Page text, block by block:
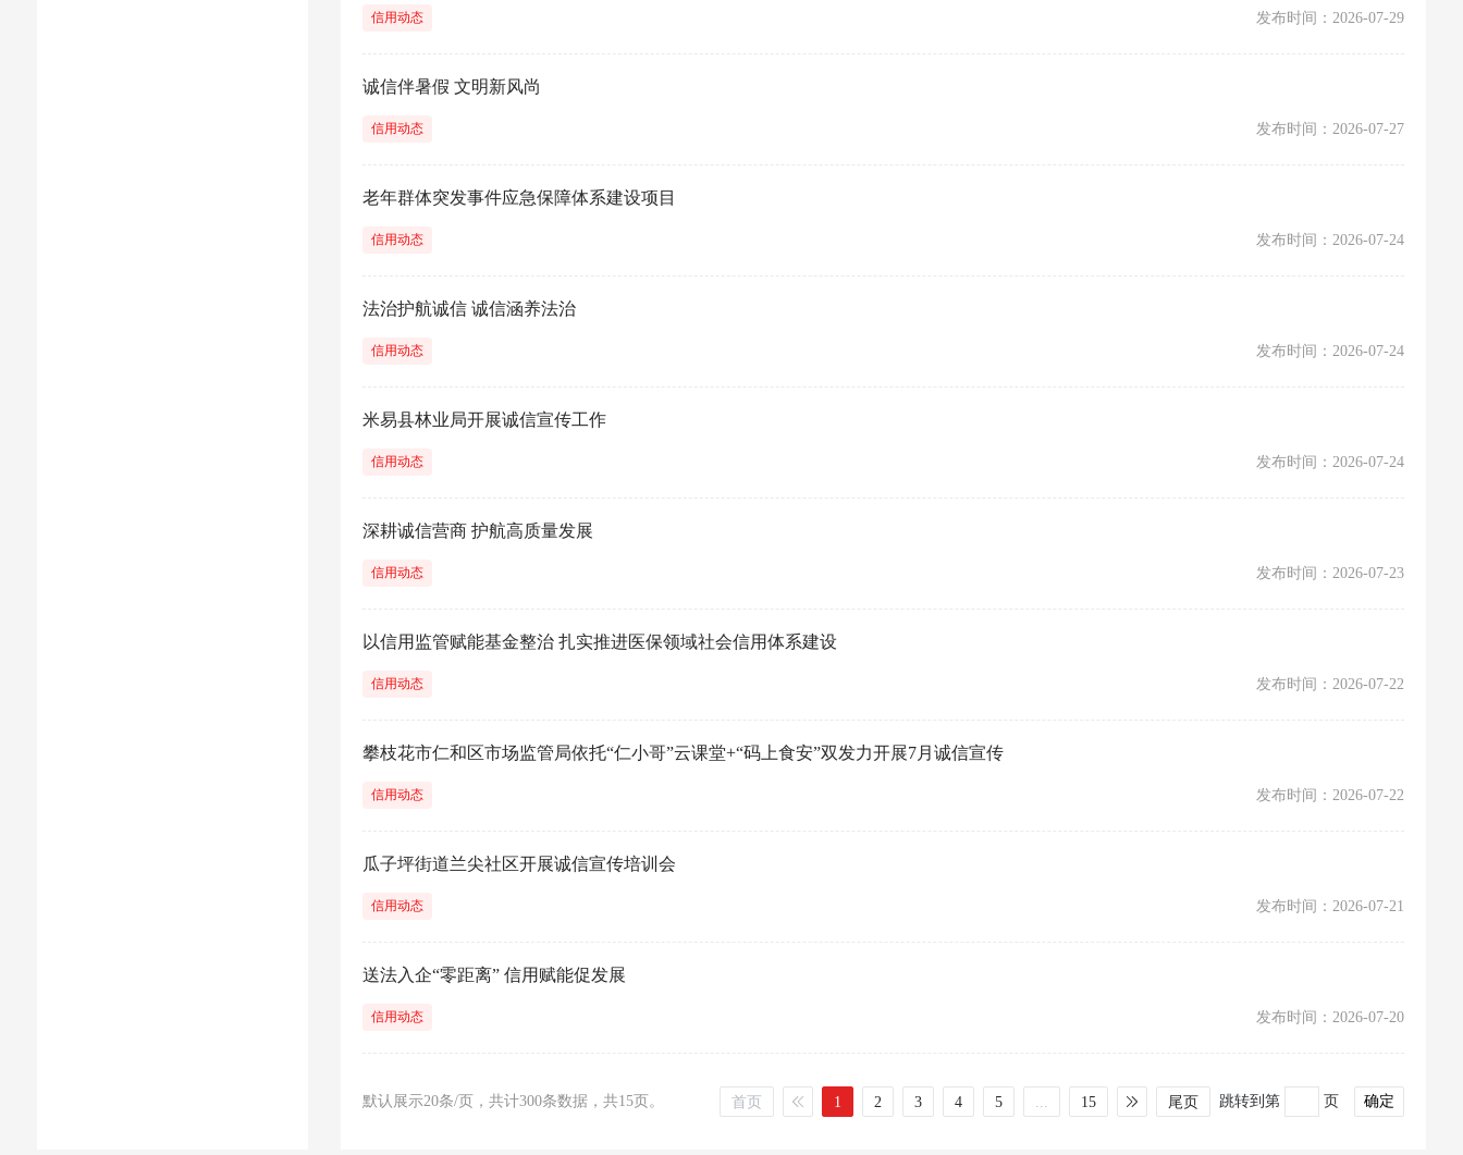
信用动态 发布时间：2026-07-29
诚信伴暑假 文明新风尚
信用动态 发布时间：2026-07-27
老年群体突发事件应急保障体系建设项目
信用动态 发布时间：2026-07-24
法治护航诚信 诚信涵养法治
信用动态 发布时间：2026-07-24
米易县林业局开展诚信宣传工作
信用动态 发布时间：2026-07-24
深耕诚信营商 护航高质量发展
信用动态 发布时间：2026-07-23
以信用监管赋能基金整治 扎实推进医保领域社会信用体系建设
信用动态 发布时间：2026-07-22
攀枝花市仁和区市场监管局依托“仁小哥”云课堂+“码上食安”双发力开展7月诚信宣传
信用动态 发布时间：2026-07-22
瓜子坪街道兰尖社区开展诚信宣传培训会
信用动态 发布时间：2026-07-21
送法入企“零距离” 信用赋能促发展
信用动态 发布时间：2026-07-20
默认展示20条/页，共计300条数据，共15页。 首页 1 2 3 4 5 ... 15 尾页 跳转到第 页